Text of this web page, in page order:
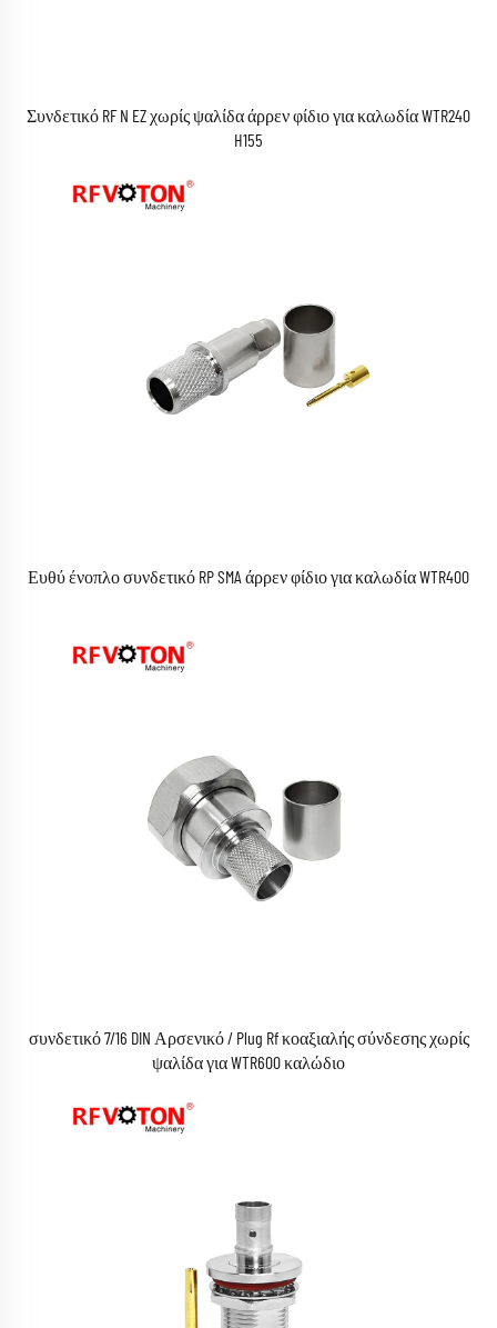
Συνδετικό RF N EZ χωρίς ψαλίδα άρρεν φίδιο για καλωδία WTR240
H155
Ευθύ ένοπλο συνδετικό RP SMA άρρεν φίδιο για καλωδία WTR400
συνδετικό 7/16 DIN Αρσενικό / Plug Rf κοαξιαλής σύνδεσης χωρίς
ψαλίδα για WTR600 καλώδιο